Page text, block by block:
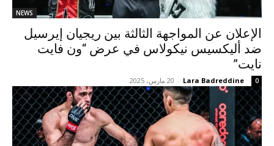
NEWS
الإعلان عن المواجهة الثالثة بين ريجيان إيرسيل
ضد أليكسيس نيكولاس في عرض “ون فايت
نايت”
Lara Badreddine
- 20 مارس، 2025 0